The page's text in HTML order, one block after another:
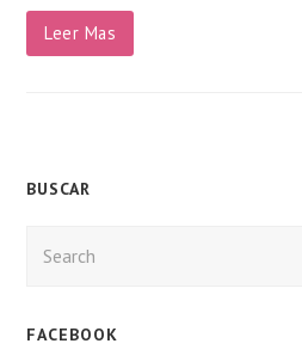
Leer Mas
BUSCAR
FACEBOOK